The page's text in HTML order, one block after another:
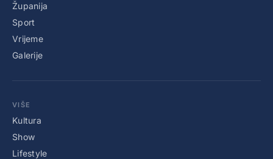
Županija
Sport
Vrijeme
Galerije
VIŠE
Kultura
Show
Lifestyle